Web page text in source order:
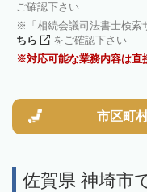
ご確認下さい
「相続会議司法書士検
ちら
をご確認下さい
対応可能な業務内容は直
市区町
佐賀県 神埼市